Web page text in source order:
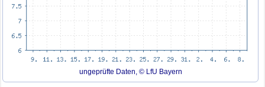
ungeprüfte Daten, © LfU Bayern